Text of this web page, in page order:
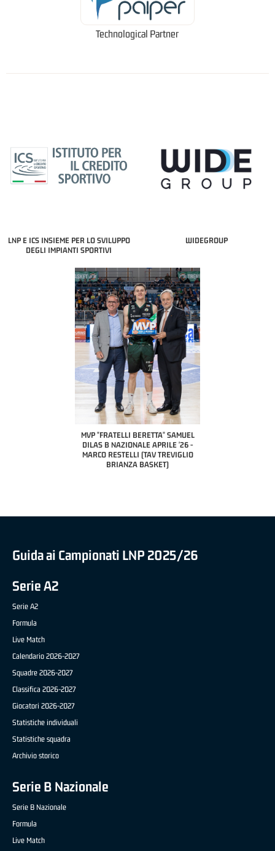
Technological Partner
LNP E ICS INSIEME PER LO SVILUPPO
DEGLI IMPIANTI SPORTIVI
WIDEGROUP
MVP "FRATELLI BERETTA" SAMUEL
DILAS B NAZIONALE APRILE '26 -
MARCO RESTELLI (TAV TREVIGLIO
BRIANZA BASKET)
Guida ai Campionati LNP 2025/26
Serie A2
Serie A2
Formula
Live Match
Calendario 2026-2027
Squadre 2026-2027
Classifica 2026-2027
Giocatori 2026-2027
Statistiche individuali
Statistiche squadra
Archivio storico
Serie B Nazionale
Serie B Nazionale
Formula
Live Match